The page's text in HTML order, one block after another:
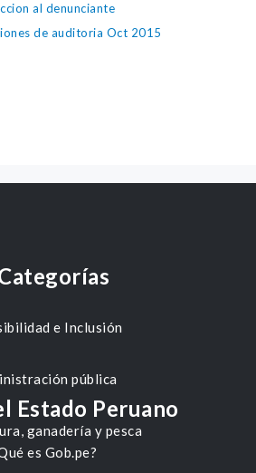
al denunciante
de auditoria Oct 2015
e Inclusión
pública
ganadería y pesca
Estado Peruano
es Gob.pe?